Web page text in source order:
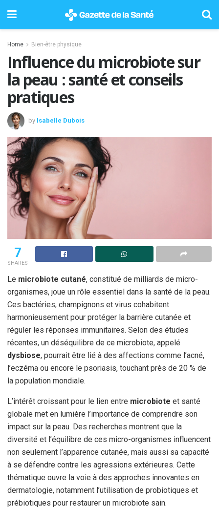
Home Bien-être physique
Influence du microbiote sur
la peau : santé et conseils
pratiques
by Isabelle Dubois
7
SHARES
Le microbiote cutané, constitué de milliards de micro-
organismes, joue un rôle essentiel dans la santé de la peau.
Ces bactéries, champignons et virus cohabitent
harmonieusement pour protéger la barrière cutanée et
réguler les réponses immunitaires. Selon des études
récentes, un déséquilibre de ce microbiote, appelé
dysbiose, pourrait être lié à des affections comme l’acné,
l’eczéma ou encore le psoriasis, touchant près de 20 % de
la population mondiale.
L’intérêt croissant pour le lien entre microbiote et santé
globale met en lumière l’importance de comprendre son
impact sur la peau. Des recherches montrent que la
diversité et l’équilibre de ces micro-organismes influencent
non seulement l’apparence cutanée, mais aussi sa capacité
à se défendre contre les agressions extérieures. Cette
thématique ouvre la voie à des approches innovantes en
dermatologie, notamment l’utilisation de probiotiques et
prébiotiques pour restaurer un microbiote sain.